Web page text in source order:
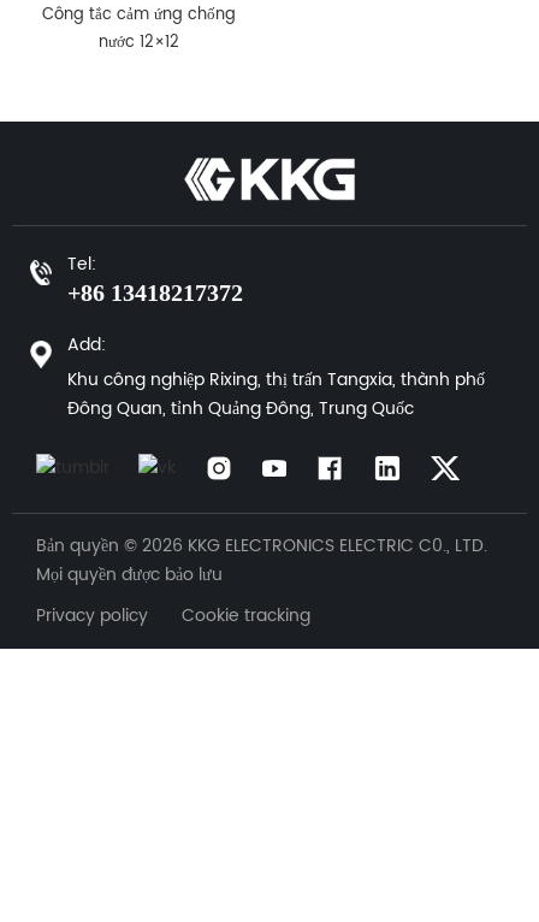
Công tắc cảm ứng chống
nước 12×12
Tel:
+86 13418217372
Add:
Khu công nghiệp Rixing, thị trấn Tangxia, thành phố
Đông Quan, tỉnh Quảng Đông, Trung Quốc
Bản quyền © 2026 KKG ELECTRONICS ELECTRIC C0., LTD.
Mọi quyền được bảo lưu
Privacy policy Cookie tracking